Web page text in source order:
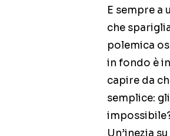
E sempre a
che
polemica
in fondo è
capire da
semplice: